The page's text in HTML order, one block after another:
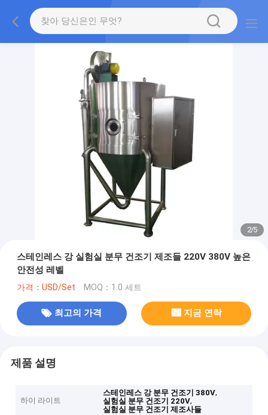
2/5
스테인레스 강 실험실 분무 건조기 제조들 220V 380V 높은
안전성 레벨
가격：USD/Set MOQ：1.0 세트
최고의 가격 지금 연락
제품 설명
하이 라이트
스테인레스 강 분무 건조기 380V,
실험실 분무 건조기 220V,
실험실 분무 건조기 제조사들